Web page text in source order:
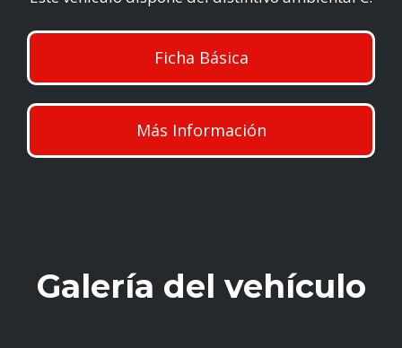
Ficha Básica
Más Información
Galería del vehículo